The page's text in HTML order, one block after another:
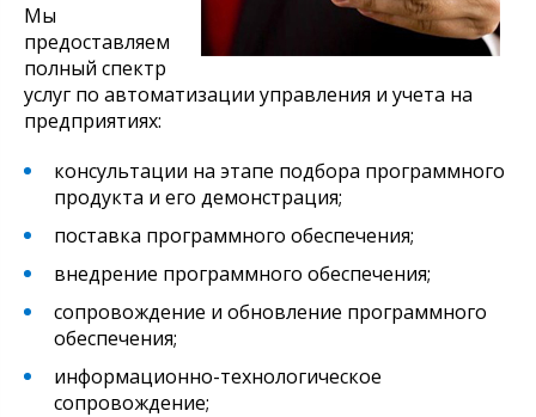
Мы
предоставляем
полный спектр
услуг по автоматизации управления и учета на
предприятиях:
консультации на этапе подбора программного
продукта и его демонстрация;
поставка программного обеспечения;
внедрение программного обеспечения;
сопровождение и обновление программного
обеспечения;
информационно-технологическое
сопровождение;